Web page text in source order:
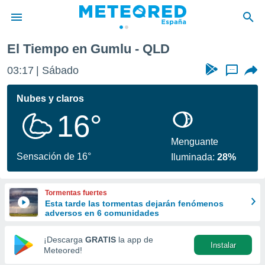
de
por
se
calidad.
a este
las
y
forma
digital
basada
El Tiempo en Gumlu - QLD
03:17 Sábado ...
Nubes y claros
16°
Sensación de 16°
Menguante
Iluminada:28%
Tormentas fuertes
Esta tarde las tormentas dejarán fenómenos
adversos en 6 comunidades
¡Descarga GRATIS la app de
Meteored!
Instalar